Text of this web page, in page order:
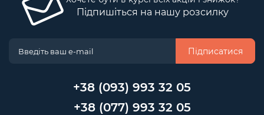
Підпишіться на нашу розсилку
Підписатися
+38 (093) 993 32 05
+38 (077) 993 32 05